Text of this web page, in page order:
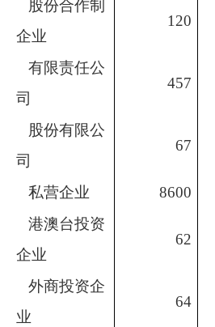
股份合作制
企业
120
有限责任公
司
457
股份有限公
司
67
私营企业 8600
港澳台投资
企业
62
外商投资企
业
64